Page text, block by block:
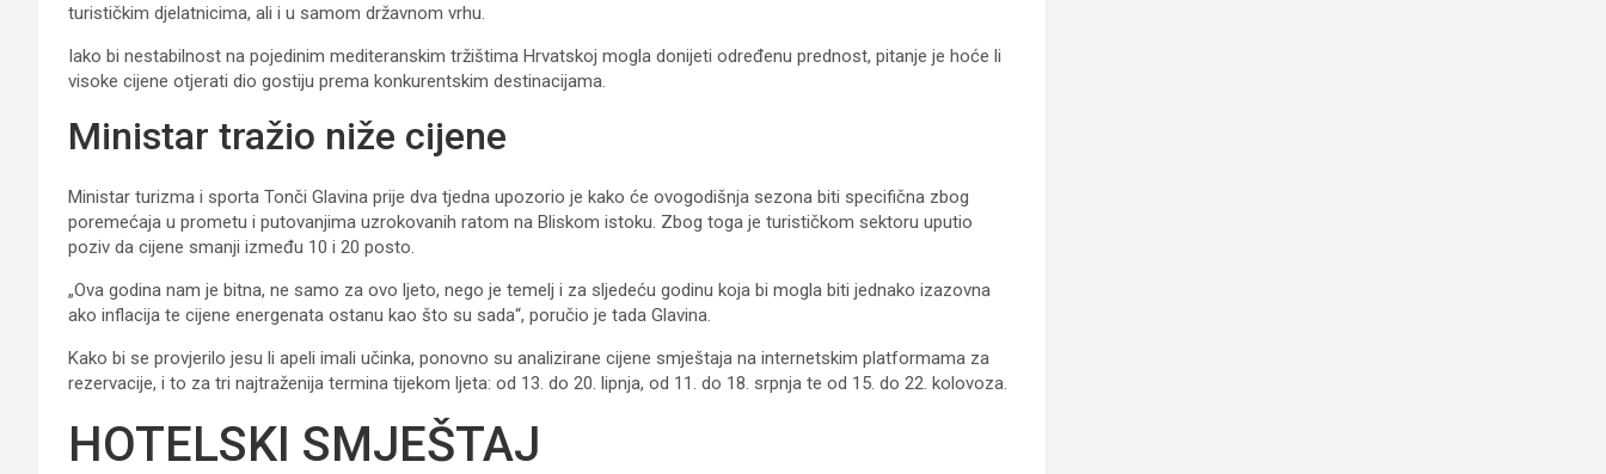
turističkim djelatnicima, ali i u samom državnom vrhu.
Iako bi nestabilnost na pojedinim mediteranskim tržištima Hrvatskoj mogla donijeti određenu prednost, pitanje je hoće li
visoke cijene otjerati dio gostiju prema konkurentskim destinacijama.
Ministar tražio niže cijene
Ministar turizma i sporta Tonči Glavina prije dva tjedna upozorio je kako će ovogodišnja sezona biti specifična zbog
poremećaja u prometu i putovanjima uzrokovanih ratom na Bliskom istoku. Zbog toga je turističkom sektoru uputio
poziv da cijene smanji između 10 i 20 posto.
„Ova godina nam je bitna, ne samo za ovo ljeto, nego je temelj i za sljedeću godinu koja bi mogla biti jednako izazovna
ako inflacija te cijene energenata ostanu kao što su sada“, poručio je tada Glavina.
Kako bi se provjerilo jesu li apeli imali učinka, ponovno su analizirane cijene smještaja na internetskim platformama za
rezervacije, i to za tri najtraženija termina tijekom ljeta: od 13. do 20. lipnja, od 11. do 18. srpnja te od 15. do 22. kolovoza.
HOTELSKI SMJEŠTAJ